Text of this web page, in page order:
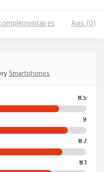
Avis (0)
Smartphones
8.5
9
8.7
8.1